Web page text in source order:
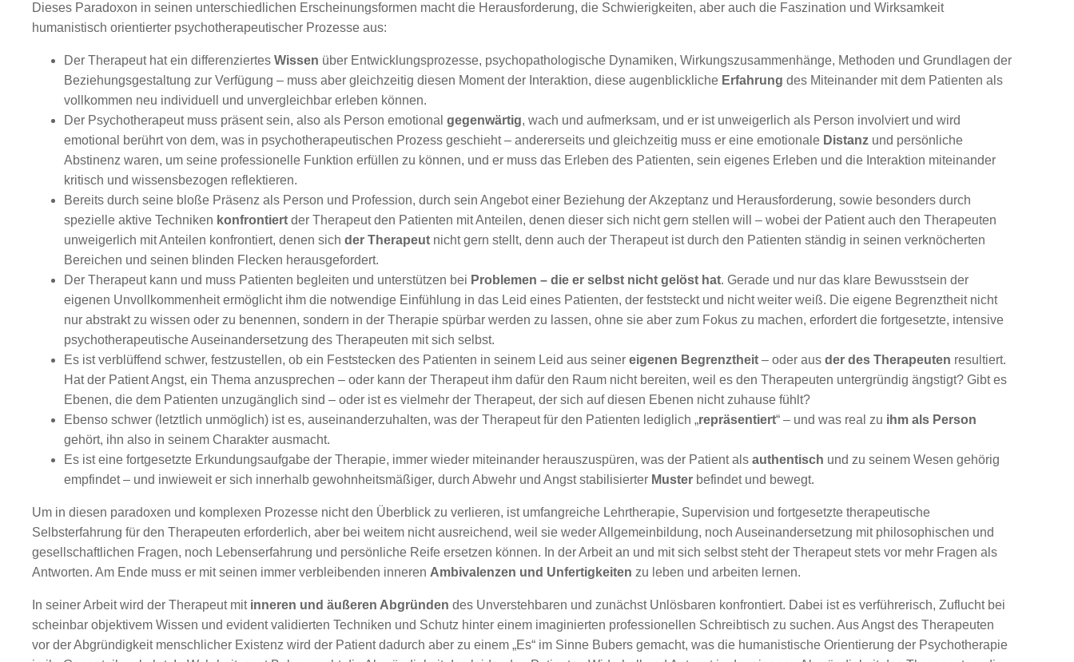
Dieses Paradoxon in seinen unterschiedlichen Erscheinungsformen macht die Herausforderung, die Schwierigkeiten, aber auch die Faszination und Wirksamkeit
humanistisch orientierter psychotherapeutischer Prozesse aus:
Der Therapeut hat ein differenziertes Wissen über Entwicklungsprozesse, psychopathologische Dynamiken, Wirkungszusammenhänge, Methoden und Grundlagen der
Beziehungsgestaltung zur Verfügung – muss aber gleichzeitig diesen Moment der Interaktion, diese augenblickliche Erfahrung des Miteinander mit dem Patienten als
vollkommen neu individuell und unvergleichbar erleben können.
Der Psychotherapeut muss präsent sein, also als Person emotional gegenwärtig, wach und aufmerksam, und er ist unweigerlich als Person involviert und wird
emotional berührt von dem, was in psychotherapeutischen Prozess geschieht – andererseits und gleichzeitig muss er eine emotionale Distanz und persönliche
Abstinenz waren, um seine professionelle Funktion erfüllen zu können, und er muss das Erleben des Patienten, sein eigenes Erleben und die Interaktion miteinander
kritisch und wissensbezogen reflektieren.
Bereits durch seine bloße Präsenz als Person und Profession, durch sein Angebot einer Beziehung der Akzeptanz und Herausforderung, sowie besonders durch
spezielle aktive Techniken konfrontiert der Therapeut den Patienten mit Anteilen, denen dieser sich nicht gern stellen will – wobei der Patient auch den Therapeuten
unweigerlich mit Anteilen konfrontiert, denen sich der Therapeut nicht gern stellt, denn auch der Therapeut ist durch den Patienten ständig in seinen verknöcherten
Bereichen und seinen blinden Flecken herausgefordert.
Der Therapeut kann und muss Patienten begleiten und unterstützen bei Problemen – die er selbst nicht gelöst hat. Gerade und nur das klare Bewusstsein der
eigenen Unvollkommenheit ermöglicht ihm die notwendige Einfühlung in das Leid eines Patienten, der feststeckt und nicht weiter weiß. Die eigene Begrenztheit nicht
nur abstrakt zu wissen oder zu benennen, sondern in der Therapie spürbar werden zu lassen, ohne sie aber zum Fokus zu machen, erfordert die fortgesetzte, intensive
psychotherapeutische Auseinandersetzung des Therapeuten mit sich selbst.
Es ist verblüffend schwer, festzustellen, ob ein Feststecken des Patienten in seinem Leid aus seiner eigenen Begrenztheit – oder aus der des Therapeuten resultiert.
Hat der Patient Angst, ein Thema anzusprechen – oder kann der Therapeut ihm dafür den Raum nicht bereiten, weil es den Therapeuten untergründig ängstigt? Gibt es
Ebenen, die dem Patienten unzugänglich sind – oder ist es vielmehr der Therapeut, der sich auf diesen Ebenen nicht zuhause fühlt?
Ebenso schwer (letztlich unmöglich) ist es, auseinanderzuhalten, was der Therapeut für den Patienten lediglich „repräsentiert“ – und was real zu ihm als Person
gehört, ihn also in seinem Charakter ausmacht.
Es ist eine fortgesetzte Erkundungsaufgabe der Therapie, immer wieder miteinander herauszuspüren, was der Patient als authentisch und zu seinem Wesen gehörig
empfindet – und inwieweit er sich innerhalb gewohnheitsmäßiger, durch Abwehr und Angst stabilisierter Muster befindet und bewegt.
Um in diesen paradoxen und komplexen Prozesse nicht den Überblick zu verlieren, ist umfangreiche Lehrtherapie, Supervision und fortgesetzte therapeutische
Selbsterfahrung für den Therapeuten erforderlich, aber bei weitem nicht ausreichend, weil sie weder Allgemeinbildung, noch Auseinandersetzung mit philosophischen und
gesellschaftlichen Fragen, noch Lebenserfahrung und persönliche Reife ersetzen können. In der Arbeit an und mit sich selbst steht der Therapeut stets vor mehr Fragen als
Antworten. Am Ende muss er mit seinen immer verbleibenden inneren Ambivalenzen und Unfertigkeiten zu leben und arbeiten lernen.
In seiner Arbeit wird der Therapeut mit inneren und äußeren Abgründen des Unverstehbaren und zunächst Unlösbaren konfrontiert. Dabei ist es verführerisch, Zuflucht bei
scheinbar objektivem Wissen und evident validierten Techniken und Schutz hinter einem imaginierten professionellen Schreibtisch zu suchen. Aus Angst des Therapeuten
vor der Abgründigkeit menschlicher Existenz wird der Patient dadurch aber zu einem „Es“ im Sinne Bubers gemacht, was die humanistische Orientierung der Psychotherapie